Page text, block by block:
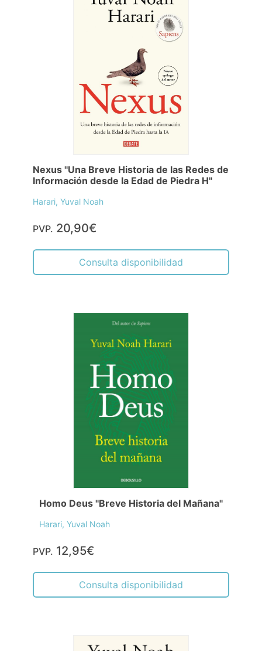
Nexus "Una Breve Historia de las Redes de
Información desde la Edad de Piedra H"
Harari, Yuval Noah
PVP. 20,90€
Consulta disponibilidad
Homo Deus "Breve Historia del Mañana"
Harari, Yuval Noah
PVP. 12,95€
Consulta disponibilidad